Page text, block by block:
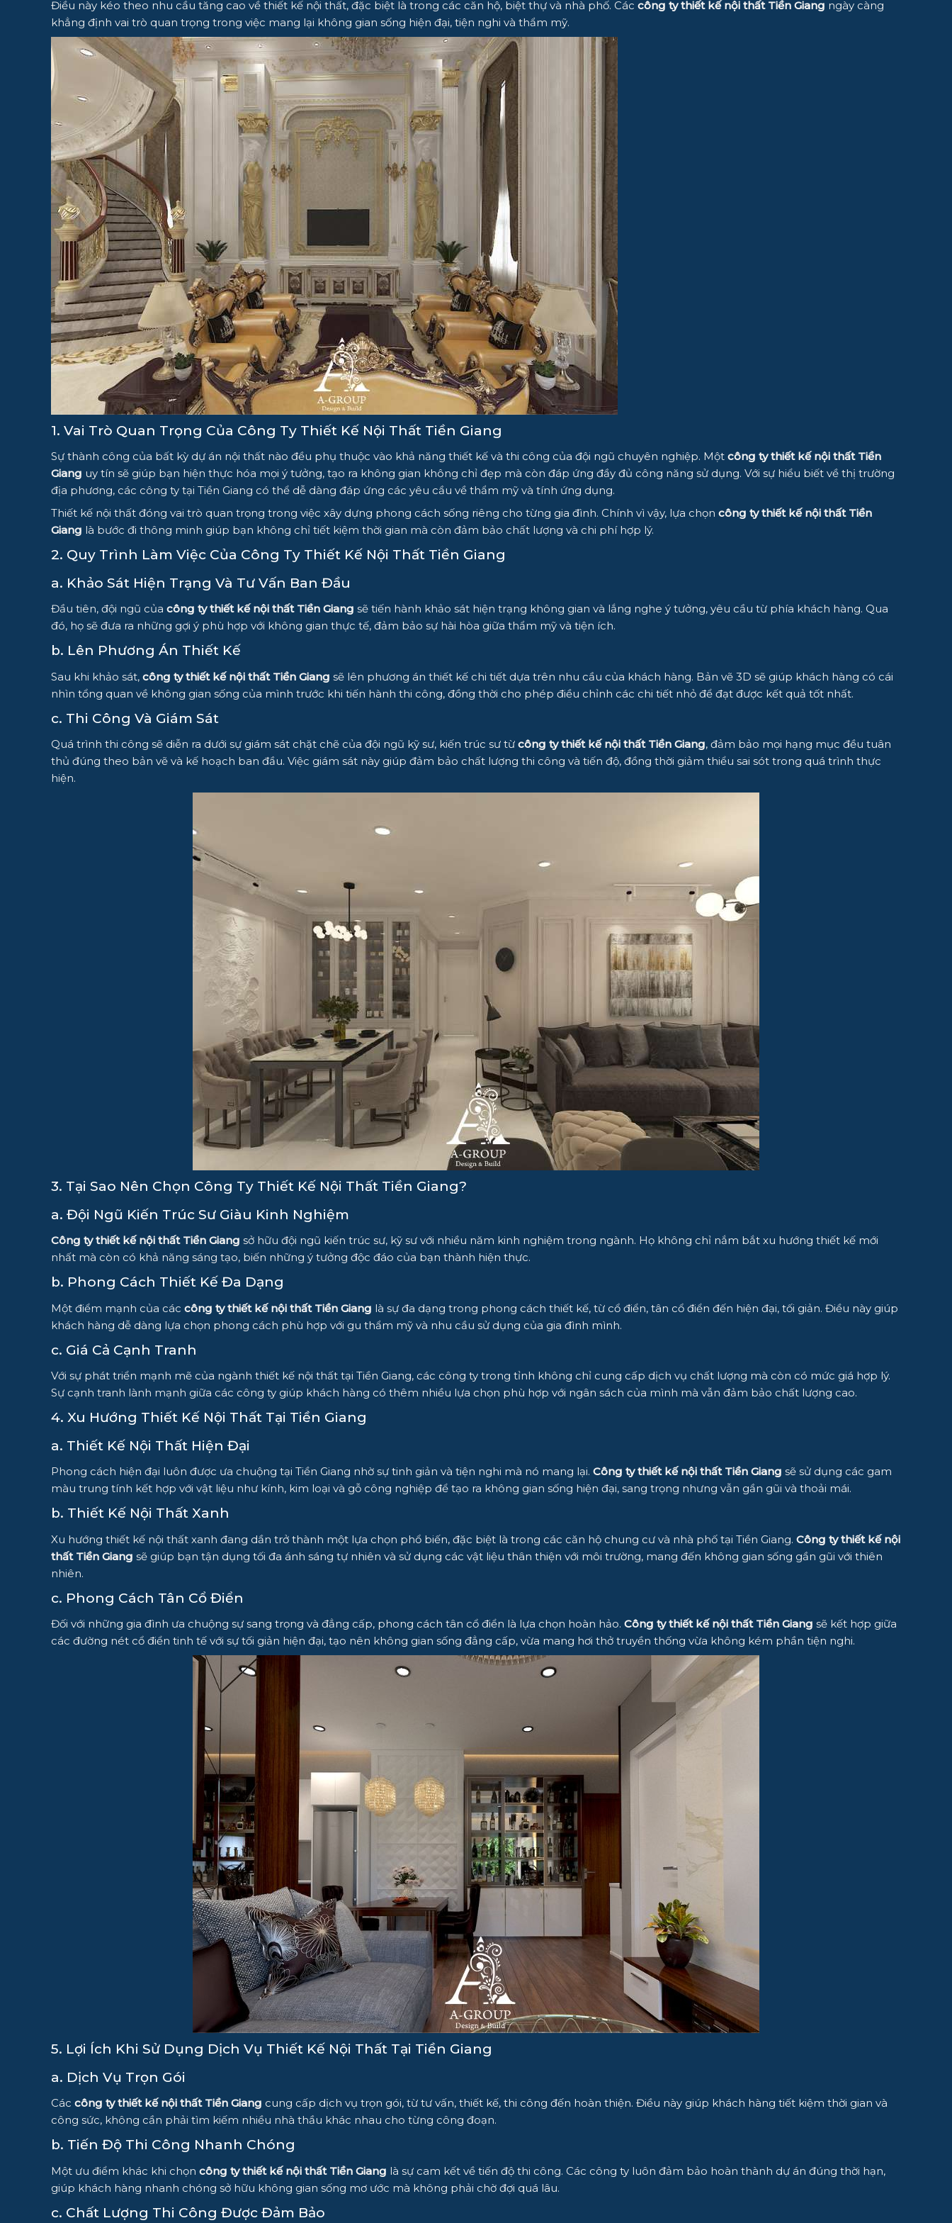
Điều này kéo theo nhu cầu tăng cao về thiết kế nội thất, đặc biệt là trong các căn hộ, biệt thự và nhà phố. Các công ty thiết kế nội thất Tiền Giang ngày càng
khẳng định vai trò quan trọng trong việc mang lại không gian sống hiện đại, tiện nghi và thẩm mỹ.
1. Vai Trò Quan Trọng Của Công Ty Thiết Kế Nội Thất Tiền Giang
Sự thành công của bất kỳ dự án nội thất nào đều phụ thuộc vào khả năng thiết kế và thi công của đội ngũ chuyên nghiệp. Một công ty thiết kế nội thất Tiền
Giang uy tín sẽ giúp bạn hiện thực hóa mọi ý tưởng, tạo ra không gian không chỉ đẹp mà còn đáp ứng đầy đủ công năng sử dụng. Với sự hiểu biết về thị trường
địa phương, các công ty tại Tiền Giang có thể dễ dàng đáp ứng các yêu cầu về thẩm mỹ và tính ứng dụng.
Thiết kế nội thất đóng vai trò quan trọng trong việc xây dựng phong cách sống riêng cho từng gia đình. Chính vì vậy, lựa chọn công ty thiết kế nội thất Tiền
Giang là bước đi thông minh giúp bạn không chỉ tiết kiệm thời gian mà còn đảm bảo chất lượng và chi phí hợp lý.
2. Quy Trình Làm Việc Của Công Ty Thiết Kế Nội Thất Tiền Giang
a. Khảo Sát Hiện Trạng Và Tư Vấn Ban Đầu
Đầu tiên, đội ngũ của công ty thiết kế nội thất Tiền Giang sẽ tiến hành khảo sát hiện trạng không gian và lắng nghe ý tưởng, yêu cầu từ phía khách hàng. Qua
đó, họ sẽ đưa ra những gợi ý phù hợp với không gian thực tế, đảm bảo sự hài hòa giữa thẩm mỹ và tiện ích.
b. Lên Phương Án Thiết Kế
Sau khi khảo sát, công ty thiết kế nội thất Tiền Giang sẽ lên phương án thiết kế chi tiết dựa trên nhu cầu của khách hàng. Bản vẽ 3D sẽ giúp khách hàng có cái
nhìn tổng quan về không gian sống của mình trước khi tiến hành thi công, đồng thời cho phép điều chỉnh các chi tiết nhỏ để đạt được kết quả tốt nhất.
c. Thi Công Và Giám Sát
Quá trình thi công sẽ diễn ra dưới sự giám sát chặt chẽ của đội ngũ kỹ sư, kiến trúc sư từ công ty thiết kế nội thất Tiền Giang, đảm bảo mọi hạng mục đều tuân
thủ đúng theo bản vẽ và kế hoạch ban đầu. Việc giám sát này giúp đảm bảo chất lượng thi công và tiến độ, đồng thời giảm thiểu sai sót trong quá trình thực
hiện.
3. Tại Sao Nên Chọn Công Ty Thiết Kế Nội Thất Tiền Giang?
a. Đội Ngũ Kiến Trúc Sư Giàu Kinh Nghiệm
Công ty thiết kế nội thất Tiền Giang sở hữu đội ngũ kiến trúc sư, kỹ sư với nhiều năm kinh nghiệm trong ngành. Họ không chỉ nắm bắt xu hướng thiết kế mới
nhất mà còn có khả năng sáng tạo, biến những ý tưởng độc đáo của bạn thành hiện thực.
b. Phong Cách Thiết Kế Đa Dạng
Một điểm mạnh của các công ty thiết kế nội thất Tiền Giang là sự đa dạng trong phong cách thiết kế, từ cổ điển, tân cổ điển đến hiện đại, tối giản. Điều này giúp
khách hàng dễ dàng lựa chọn phong cách phù hợp với gu thẩm mỹ và nhu cầu sử dụng của gia đình mình.
c. Giá Cả Cạnh Tranh
Với sự phát triển mạnh mẽ của ngành thiết kế nội thất tại Tiền Giang, các công ty trong tỉnh không chỉ cung cấp dịch vụ chất lượng mà còn có mức giá hợp lý.
Sự cạnh tranh lành mạnh giữa các công ty giúp khách hàng có thêm nhiều lựa chọn phù hợp với ngân sách của mình mà vẫn đảm bảo chất lượng cao.
4. Xu Hướng Thiết Kế Nội Thất Tại Tiền Giang
a. Thiết Kế Nội Thất Hiện Đại
Phong cách hiện đại luôn được ưa chuộng tại Tiền Giang nhờ sự tinh giản và tiện nghi mà nó mang lại. Công ty thiết kế nội thất Tiền Giang sẽ sử dụng các gam
màu trung tính kết hợp với vật liệu như kính, kim loại và gỗ công nghiệp để tạo ra không gian sống hiện đại, sang trọng nhưng vẫn gần gũi và thoải mái.
b. Thiết Kế Nội Thất Xanh
Xu hướng thiết kế nội thất xanh đang dần trở thành một lựa chọn phổ biến, đặc biệt là trong các căn hộ chung cư và nhà phố tại Tiền Giang. Công ty thiết kế nội
thất Tiền Giang sẽ giúp bạn tận dụng tối đa ánh sáng tự nhiên và sử dụng các vật liệu thân thiện với môi trường, mang đến không gian sống gần gũi với thiên
nhiên.
c. Phong Cách Tân Cổ Điển
Đối với những gia đình ưa chuộng sự sang trọng và đẳng cấp, phong cách tân cổ điển là lựa chọn hoàn hảo. Công ty thiết kế nội thất Tiền Giang sẽ kết hợp giữa
các đường nét cổ điển tinh tế với sự tối giản hiện đại, tạo nên không gian sống đẳng cấp, vừa mang hơi thở truyền thống vừa không kém phần tiện nghi.
5. Lợi Ích Khi Sử Dụng Dịch Vụ Thiết Kế Nội Thất Tại Tiền Giang
a. Dịch Vụ Trọn Gói
Các công ty thiết kế nội thất Tiền Giang cung cấp dịch vụ trọn gói, từ tư vấn, thiết kế, thi công đến hoàn thiện. Điều này giúp khách hàng tiết kiệm thời gian và
công sức, không cần phải tìm kiếm nhiều nhà thầu khác nhau cho từng công đoạn.
b. Tiến Độ Thi Công Nhanh Chóng
Một ưu điểm khác khi chọn công ty thiết kế nội thất Tiền Giang là sự cam kết về tiến độ thi công. Các công ty luôn đảm bảo hoàn thành dự án đúng thời hạn,
giúp khách hàng nhanh chóng sở hữu không gian sống mơ ước mà không phải chờ đợi quá lâu.
c. Chất Lượng Thi Công Được Đảm Bảo